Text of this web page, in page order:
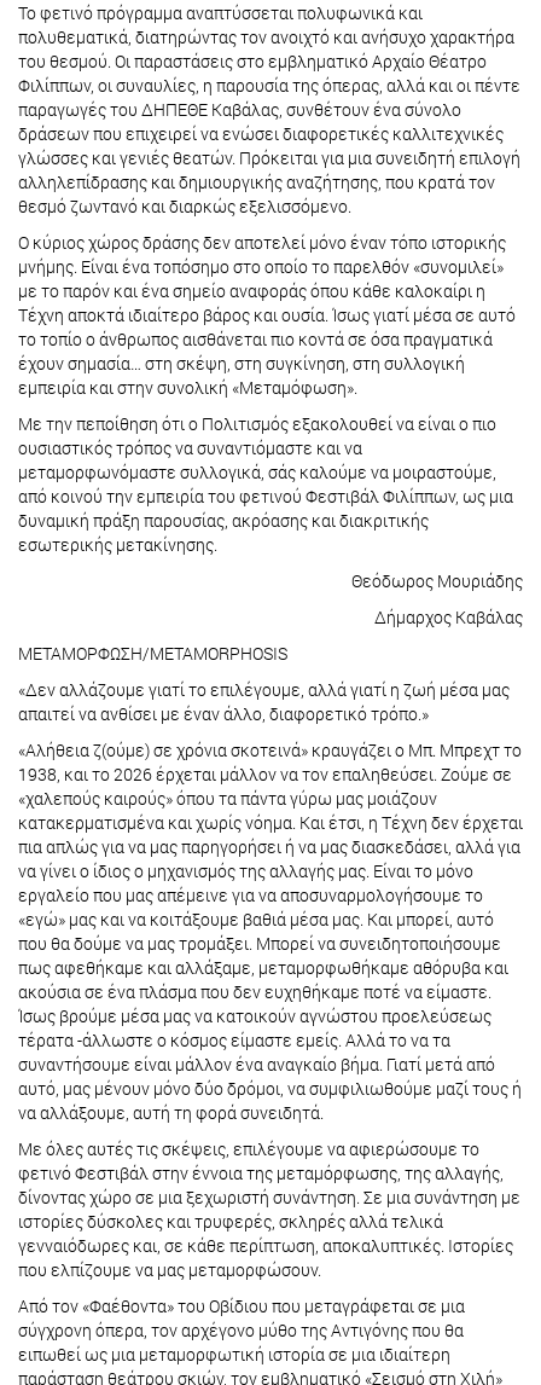
Το φετινό πρόγραμμα αναπτύσσεται πολυφωνικά και
πολυθεματικά, διατηρώντας τον ανοιχτό και ανήσυχο χαρακτήρα
του θεσμού. Οι παραστάσεις στο εμβληματικό Αρχαίο Θέατρο
Φιλίππων, οι συναυλίες, η παρουσία της όπερας, αλλά και οι πέντε
παραγωγές του ΔΗΠΕΘΕ Καβάλας, συνθέτουν ένα σύνολο
δράσεων που επιχειρεί να ενώσει διαφορετικές καλλιτεχνικές
γλώσσες και γενιές θεατών. Πρόκειται για μια συνειδητή επιλογή
αλληλεπίδρασης και δημιουργικής αναζήτησης, που κρατά τον
θεσμό ζωντανό και διαρκώς εξελισσόμενο.
Ο κύριος χώρος δράσης δεν αποτελεί μόνο έναν τόπο ιστορικής
μνήμης. Είναι ένα τοπόσημο στο οποίο το παρελθόν «συνομιλεί»
με το παρόν και ένα σημείο αναφοράς όπου κάθε καλοκαίρι η
Τέχνη αποκτά ιδιαίτερο βάρος και ουσία. Ίσως γιατί μέσα σε αυτό
το τοπίο ο άνθρωπος αισθάνεται πιο κοντά σε όσα πραγματικά
έχουν σημασία… στη σκέψη, στη συγκίνηση, στη συλλογική
εμπειρία και στην συνολική «Μεταμόφωση».
Με την πεποίθηση ότι ο Πολιτισμός εξακολουθεί να είναι ο πιο
ουσιαστικός τρόπος να συναντιόμαστε και να
μεταμορφωνόμαστε συλλογικά, σάς καλούμε να μοιραστούμε,
από κοινού την εμπειρία του φετινού Φεστιβάλ Φιλίππων, ως μια
δυναμική πράξη παρουσίας, ακρόασης και διακριτικής
εσωτερικής μετακίνησης.
Θεόδωρος Μουριάδης
Δήμαρχος Καβάλας
ΜΕΤΑΜΟΡΦΩΣΗ/METAMORPHOSIS
«Δεν αλλάζουμε γιατί το επιλέγουμε, αλλά γιατί η ζωή μέσα μας
απαιτεί να ανθίσει με έναν άλλο, διαφορετικό τρόπο.»
«Αλήθεια ζ(ούμε) σε χρόνια σκοτεινά» κραυγάζει ο Μπ. Μπρεχτ το
1938, και το 2026 έρχεται μάλλον να τον επαληθεύσει. Ζούμε σε
«χαλεπούς καιρούς» όπου τα πάντα γύρω μας μοιάζουν
κατακερματισμένα και χωρίς νόημα. Και έτσι, η Τέχνη δεν έρχεται
πια απλώς για να μας παρηγορήσει ή να μας διασκεδάσει, αλλά για
να γίνει ο ίδιος ο μηχανισμός της αλλαγής μας. Είναι το μόνο
εργαλείο που μας απέμεινε για να αποσυναρμολογήσουμε το
«εγώ» μας και να κοιτάξουμε βαθιά μέσα μας. Και μπορεί, αυτό
που θα δούμε να μας τρομάξει. Μπορεί να συνειδητοποιήσουμε
πως αφεθήκαμε και αλλάξαμε, μεταμορφωθήκαμε αθόρυβα και
ακούσια σε ένα πλάσμα που δεν ευχηθήκαμε ποτέ να είμαστε.
Ίσως βρούμε μέσα μας να κατοικούν αγνώστου προελεύσεως
τέρατα -άλλωστε ο κόσμος είμαστε εμείς. Αλλά το να τα
συναντήσουμε είναι μάλλον ένα αναγκαίο βήμα. Γιατί μετά από
αυτό, μας μένουν μόνο δύο δρόμοι, να συμφιλιωθούμε μαζί τους ή
να αλλάξουμε, αυτή τη φορά συνειδητά.
Με όλες αυτές τις σκέψεις, επιλέγουμε να αφιερώσουμε το
φετινό Φεστιβάλ στην έννοια της μεταμόρφωσης, της αλλαγής,
δίνοντας χώρο σε μια ξεχωριστή συνάντηση. Σε μια συνάντηση με
ιστορίες δύσκολες και τρυφερές, σκληρές αλλά τελικά
γενναιόδωρες και, σε κάθε περίπτωση, αποκαλυπτικές. Ιστορίες
που ελπίζουμε να μας μεταμορφώσουν.
Από τον «Φαέθοντα» του Οβίδιου που μεταγράφεται σε μια
σύγχρονη όπερα, τον αρχέγονο μύθο της Αντιγόνης που θα
ειπωθεί ως μια μεταμορφωτική ιστορία σε μια ιδιαίτερη
παράσταση θεάτρου σκιών, τον εμβληματικό «Σεισμό στη Χιλή»